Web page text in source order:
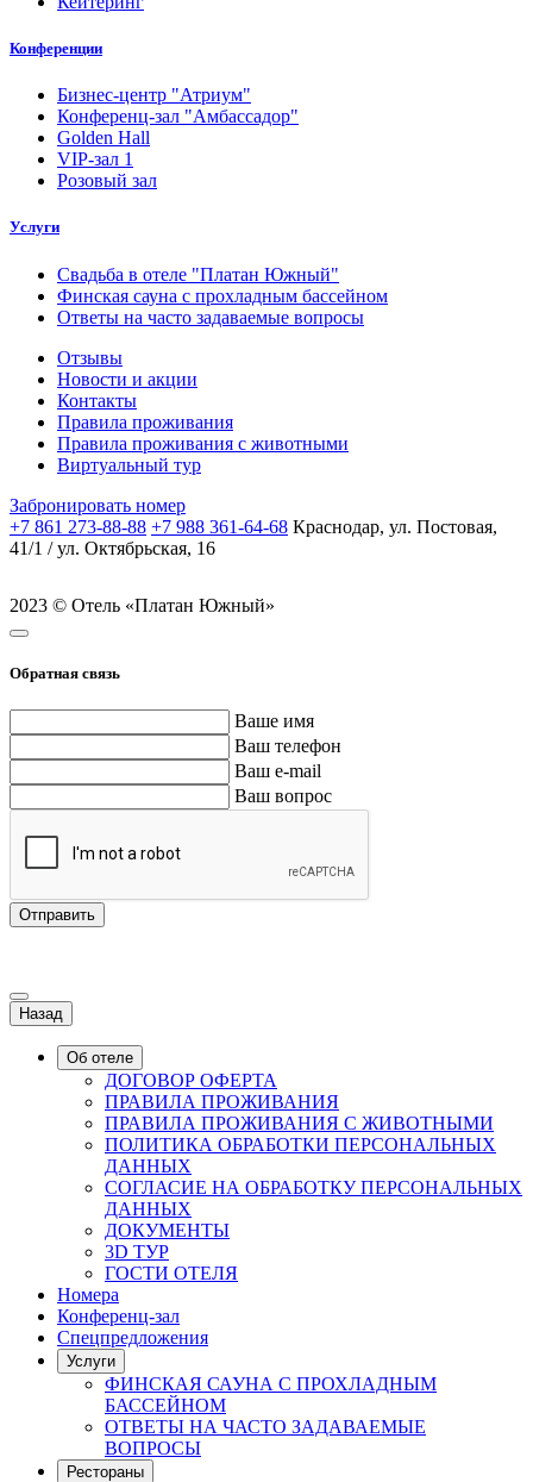
Конференции
Бизнес-центр "Атриум"
Конференц-зал "Амбассадор"
Golden Hall
VIP-зал 1
Розовый зал
Услуги
Свадьба в отеле "Платан Южный"
Финская сауна с прохладным бассейном
Ответы на часто задаваемые вопросы
Отзывы
Новости и акции
Контакты
Правила проживания
Правила проживания с животными
Виртуальный тур
Забронировать номер
+7 861 273-88-88 +7 988 361-64-68 Краснодар, ул. Постовая,
41/1 / ул. Октябрьская, 16
2023 © Отель «Платан Южный»
Обратная связь
Ваше имя
Ваш телефон
Ваш e-mail
Ваш вопрос
Отправить
Назад
Об отеле
ДОГОВОР ОФЕРТА
ПРАВИЛА ПРОЖИВАНИЯ
ПРАВИЛА ПРОЖИВАНИЯ С ЖИВОТНЫМИ
ПОЛИТИКА ОБРАБОТКИ ПЕРСОНАЛЬНЫХ
ДАННЫХ
СОГЛАСИЕ НА ОБРАБОТКУ ПЕРСОНАЛЬНЫХ
ДАННЫХ
ДОКУМЕНТЫ
3D ТУР
ГОСТИ ОТЕЛЯ
Номера
Конференц-зал
Спецпредложения
Услуги
ФИНСКАЯ САУНА С ПРОХЛАДНЫМ
БАССЕЙНОМ
ОТВЕТЫ НА ЧАСТО ЗАДАВАЕМЫЕ
ВОПРОСЫ
Рестораны